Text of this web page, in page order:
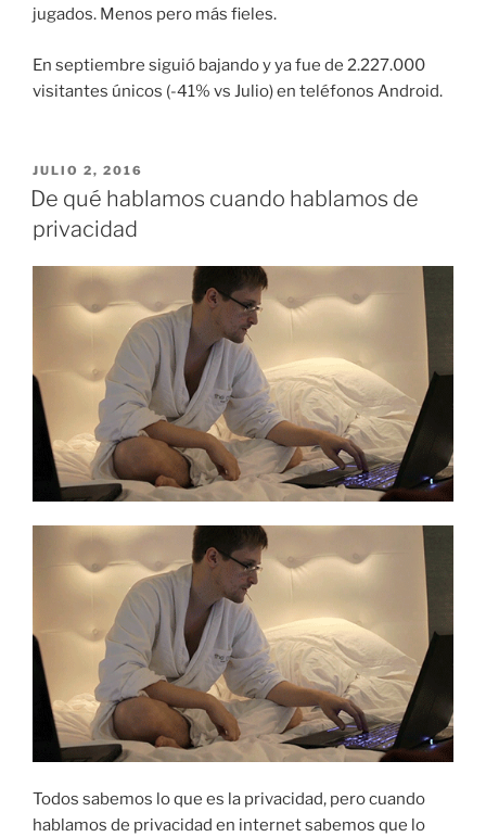
jugados. Menos pero más fieles.
En septiembre siguió bajando y ya fue de 2.227.000
visitantes únicos (-41% vs Julio) en teléfonos Android.
PUBLICADO
EL
JULIO 2, 2016
De qué hablamos cuando hablamos de
privacidad
Todos sabemos lo que es la privacidad, pero cuando
hablamos de privacidad en internet sabemos que lo